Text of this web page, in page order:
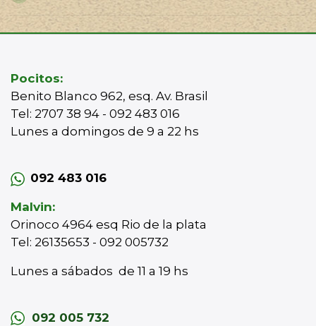
Pocitos:
Benito Blanco 962, esq. Av. Brasil
Tel: 2707 38 94 - 092 483 016
Lunes a domingos de 9 a 22 hs
092 483 016
Malvin:
Orinoco 4964 esq Rio de la plata
Tel: 26135653 - 092 005732
Lunes a sábados de 11 a 19 hs
092 005 732